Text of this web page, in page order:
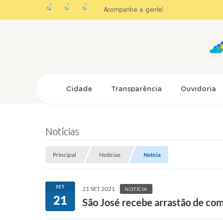
Acompanhe a gente!
Cidade Transparência Ouvidoria
Notícias
Principal Notícias Notícia
SET
21
21 SET 2021 NOTÍCIA
São José recebe arrastão de